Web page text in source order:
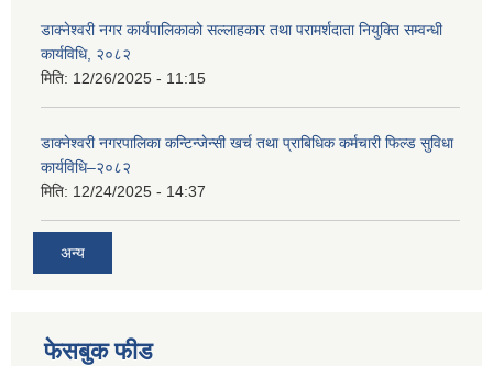
डाक्नेश्वरी नगर कार्यपालिकाको सल्लाहकार तथा परामर्शदाता नियुक्ति सम्वन्धी
कार्यविधि, २०८२
मिति: 12/26/2025 - 11:15
डाक्नेश्वरी नगरपालिका कन्टिन्जेन्सी खर्च तथा प्राबिधिक कर्मचारी फिल्ड सुविधा
कार्यविधि–२०८२
मिति: 12/24/2025 - 14:37
अन्य
फेसबुक फीड